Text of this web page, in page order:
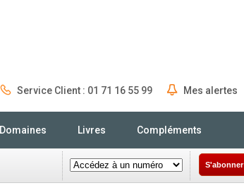
Service Client : 01 71 16 55 99 Mes alertes
Domaines Livres Compléments
S'abonner